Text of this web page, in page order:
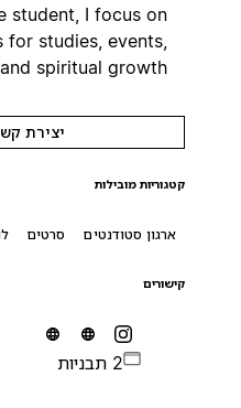
student, I focus on
for studies, events,
and spiritual growth.
יצירת קשר עם
קטגוריות מובילות
ארגון סטודנטים סרטים לוח